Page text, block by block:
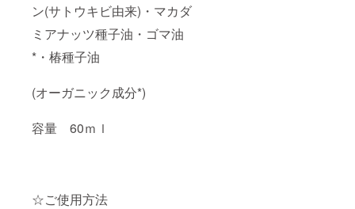
ン(サトウキビ由来)・マカダ
ミアナッツ種子油・ゴマ油
*・椿種子油
(オーガニック成分*)
容量 60ｍｌ
☆ご使用方法